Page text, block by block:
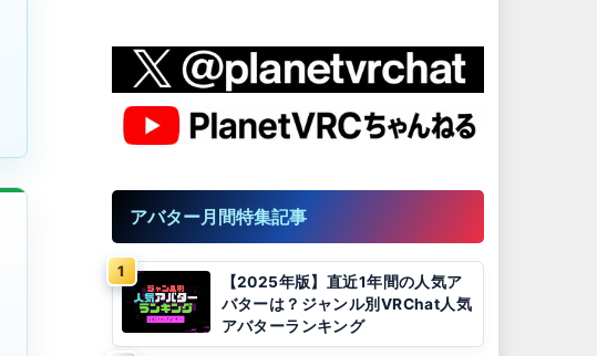
アバター月間特集記事
【2025年版】直近1年間の人気ア
バターは？ジャンル別VRChat人気
アバターランキング